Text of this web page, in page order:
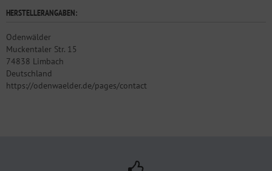
HERSTELLERANGABEN:
Odenwälder
Muckentaler Str. 15
74838 Limbach
Deutschland
https://odenwaelder.de/pages/contact